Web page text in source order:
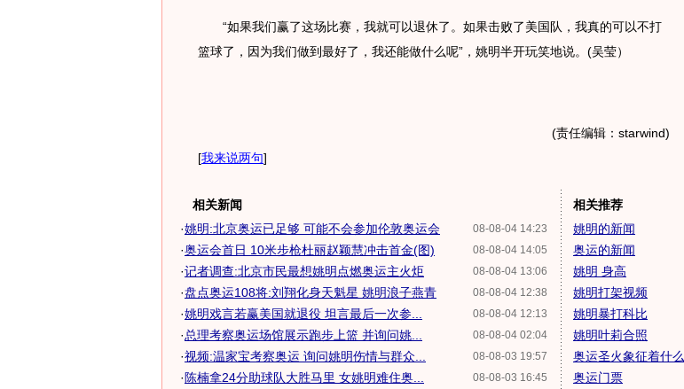
“如果我们赢了这场比赛，我就可以退休了。如果击败了美国队，我真的可以不打
篮球了，因为我们做到最好了，我还能做什么呢”，姚明半开玩笑地说。(吴莹）
(责任编辑：starwind)
[我来说两句]
相关新闻
08-08-04 14:23
·姚明:北京奥运已足够 可能不会参加伦敦奥运会
08-08-04 14:05
·奥运会首日 10米步枪杜丽赵颖慧冲击首金(图)
08-08-04 13:06
·记者调查:北京市民最想姚明点燃奥运主火炬
08-08-04 12:38
·盘点奥运108将:刘翔化身天魁星 姚明浪子燕青
08-08-04 12:13
·姚明戏言若赢美国就退役 坦言最后一次参...
08-08-04 02:04
·总理考察奥运场馆展示跑步上篮 并询问姚...
08-08-03 19:57
·视频:温家宝考察奥运 询问姚明伤情与群众...
08-08-03 16:45
· 陈楠拿24分助球队大胜马里 女姚明难住奥...
相关推荐
姚明的新闻
奥运的新闻
姚明 身高
姚明打架视频
姚明暴打科比
姚明叶莉合照
奥运圣火象征着什么
奥运门票